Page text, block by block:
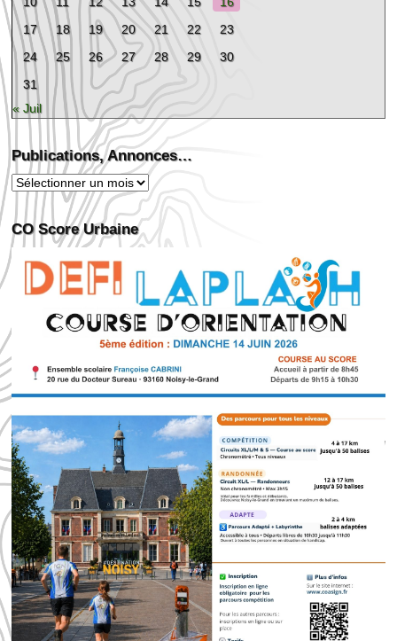
17
18 19 20 21 22
23
24
25 26 27 28 29
30
31
« Juil
Publications, Annonces…
Publications,
Annonces…
CO Score Urbaine